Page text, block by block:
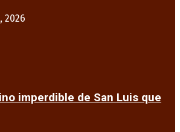
2026
imperdible de San Luis que